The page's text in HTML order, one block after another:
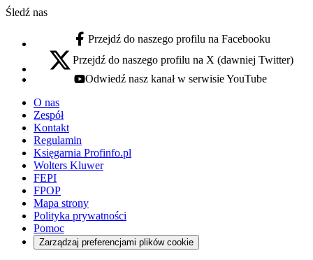
Śledź nas
facebook - otwiera się w nowej karcie
Przejdź do naszego profilu na Facebooku
x - otwiera się w nowej karcie
Przejdź do naszego profilu na X (dawniej Twitter)
youtube - otwiera się w nowej karcie
Odwiedź nasz kanał w serwisie YouTube
O nas
Zespół
Kontakt
Regulamin
Księgarnia Profinfo.pl
Wolters Kluwer
FEPI
FPOP
Mapa strony
Polityka prywatności
Pomoc
Zarządzaj preferencjami plików cookie